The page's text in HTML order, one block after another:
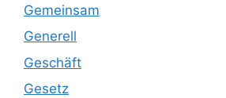
Gemeinsam
Generell
Geschäft
Gesetz